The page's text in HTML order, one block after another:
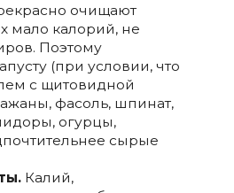
очищают
мало калорий, не
Поэтому
(при условии, что
с щитовидной
фасоль, шпинат,
огурцы,
сырые
Калий,